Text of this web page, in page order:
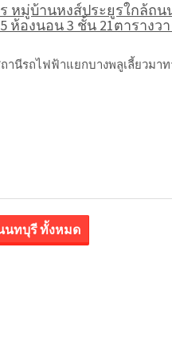
หมู่บ้านหงส์ประยูรใกล้ถ
องนอน 3 ชั้น 21ตารางวา
นีรถไฟฟ้าแยกบางพลูเลี้ยวมา
นทบุรี ทั้งหมด